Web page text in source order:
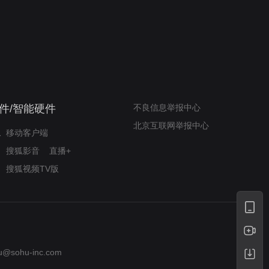
/智能硬件
移动客户端
搜狐影音
直播+
搜狐视频TV版
不良信息举报中心
北京互联网举报中心
inc.com